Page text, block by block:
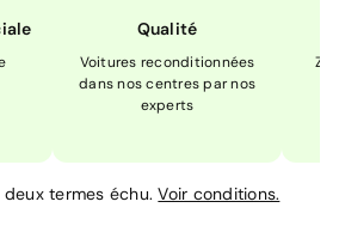
Qualité
Voitures reconditionnées
dans nos centres par nos
experts
deux termes échu.Voir conditions.